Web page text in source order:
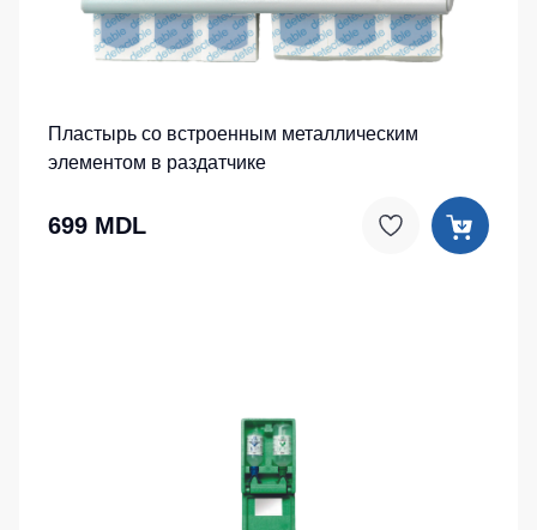
Пластырь со встроенным металлическим
элементом в раздатчике
699 MDL